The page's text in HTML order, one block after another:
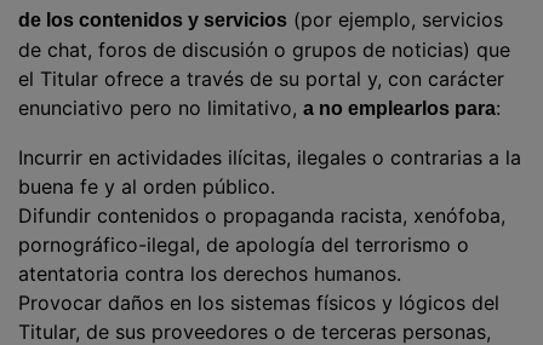
de los contenidos y servicios (por ejemplo, servicios
de chat, foros de discusión o grupos de noticias) que
el Titular ofrece a través de su portal y, con carácter
enunciativo pero no limitativo, a no emplearlos para:
Incurrir en actividades ilícitas, ilegales o contrarias a la
buena fe y al orden público.
Difundir contenidos o propaganda racista, xenófoba,
pornográfico-ilegal, de apología del terrorismo o
atentatoria contra los derechos humanos.
Provocar daños en los sistemas físicos y lógicos del
Titular, de sus proveedores o de terceras personas,